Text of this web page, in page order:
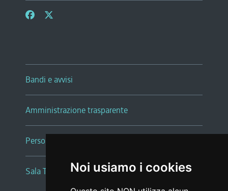
Noi usiamo i cookies
Bandi e avvisi
Amministrazione trasparente
Persone e Uffici
Sala Tiziano Tessitori